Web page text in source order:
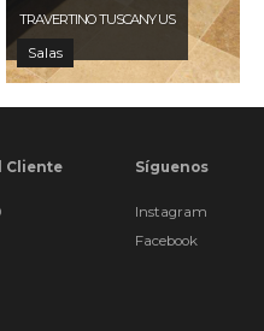
TRAVERTINO TUSCANY US
Salas
Cliente Síguenos
Instagram
Facebook